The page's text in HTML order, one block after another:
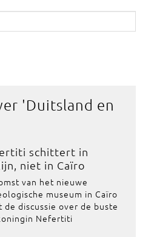
'Duitsland en
schittert in
niet in Caïro
van het nieuwe
museum in Caïro
de discussie over de buste
Nefertiti